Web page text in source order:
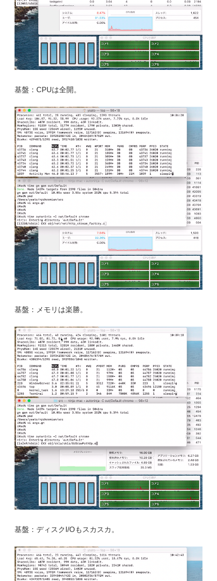
基盤：CPUは全開。
基盤：メモリは楽勝。
基盤：ディスクI/Oもスカスカ。